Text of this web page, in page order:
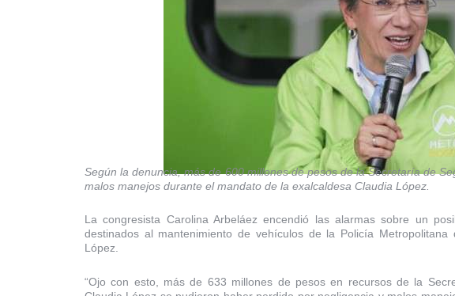
Según la denuncia, más de 600 millones de pesos de la Secretaría de
malos manejos durante el mandato de la exalcaldesa Claudia López.
La congresista Carolina Arbeláez encendió las alarmas sobre un
destinados al mantenimiento de vehículos de la Policía
López.
“Ojo con esto, más de 633 millones de pesos en recursos de la